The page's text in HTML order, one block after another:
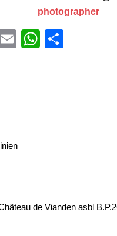
photographer
Twitter
EmailWhatsApp
de Vianden asbl